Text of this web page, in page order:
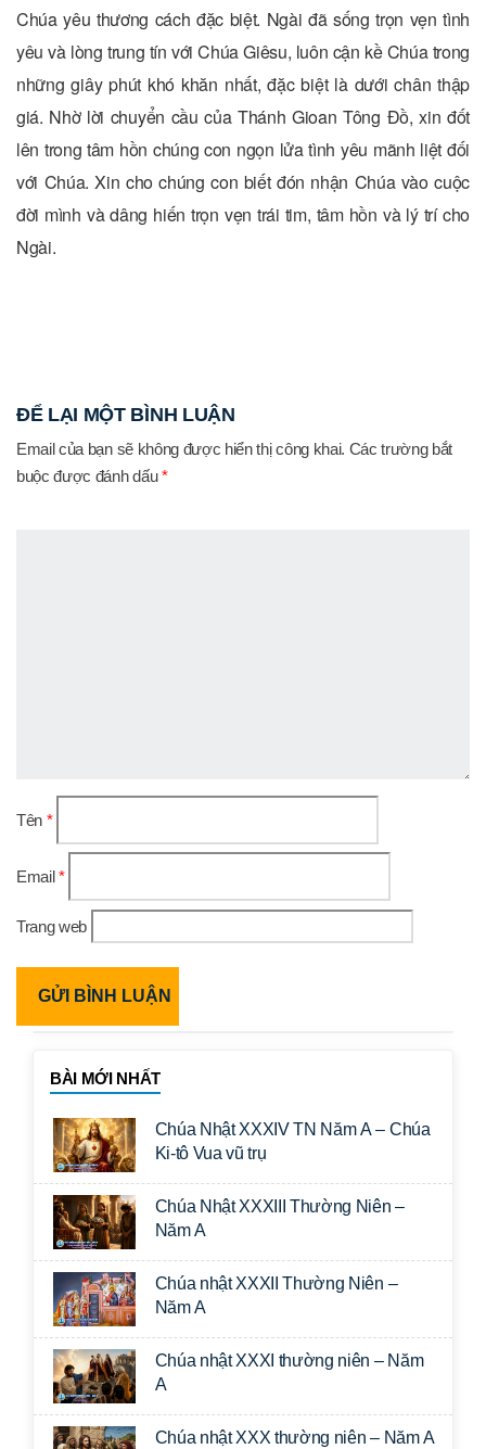
Chúa yêu thương cách đặc biệt. Ngài đã sống trọn vẹn tình
yêu và lòng trung tín với Chúa Giêsu, luôn cận kề Chúa trong
những giây phút khó khăn nhất, đặc biệt là dưới chân thập
giá. Nhờ lời chuyển cầu của Thánh Gioan Tông Đồ, xin đốt
lên trong tâm hồn chúng con ngọn lửa tình yêu mãnh liệt đối
với Chúa. Xin cho chúng con biết đón nhận Chúa vào cuộc
đời mình và dâng hiến trọn vẹn trái tim, tâm hồn và lý trí cho
Ngài.
ĐỂ LẠI MỘT BÌNH LUẬN
Email của bạn sẽ không được hiển thị công khai. Các trường bắt
buộc được đánh dấu*
Tên *
Email*
Trang web
BÀI MỚI NHẤT
Chúa Nhật XXXIV TN Năm A – Chúa
Ki-tô Vua vũ trụ
Chúa Nhật XXXIII Thường Niên –
Năm A
Chúa nhật XXXII Thường Niên –
Năm A
Chúa nhật XXXI thường niên – Năm
A
Chúa nhật XXX thường niên – Năm A